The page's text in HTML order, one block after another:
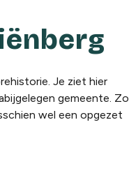
Je ziet hier
gemeente. Zo
wel een opgezet